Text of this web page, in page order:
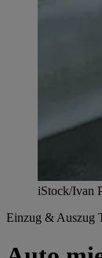
iStock/Ivan
Einzug & Auszug